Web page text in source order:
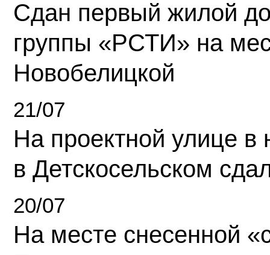
Сдан первый жилой
группы «РСТИ» на
Новобелицкой
21/07
На проектной улице
в Детскосельском
20/07
На месте снесенной